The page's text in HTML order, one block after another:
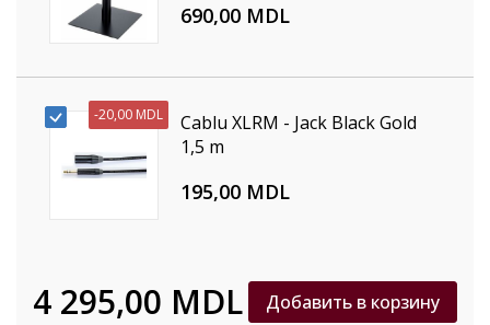
690,00 MDL
-20,00 MDL
Cablu XLRM - Jack Black Gold
1,5 m
195,00 MDL
4 295,00 MDL Добавить в корзину